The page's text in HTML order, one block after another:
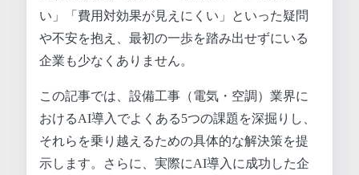
い」「費用対効果が見えにくい」といった疑問
や不安を抱え、最初の一歩を踏み出せずにいる
企業も少なくありません。
この記事では、設備工事（電気・空調）業界に
おけるAI導入でよくある5つの課題を深掘りし、
それらを乗り越えるための具体的な解決策を提
示します。さらに、実際にAI導入に成功した企